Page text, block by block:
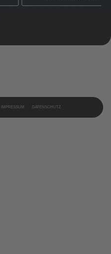
IMPRESSUM DATENSCHUTZ